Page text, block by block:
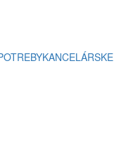
KANCELÁRSKE